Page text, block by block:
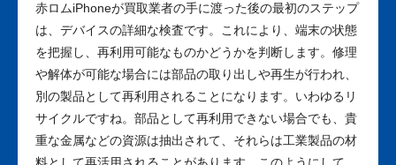
赤ロムiPhoneが買取業者の手に渡った後の最初のステップ
は、デバイスの詳細な検査です。これにより、端末の状態
を把握し、再利用可能なものかどうかを判断します。修理
や解体が可能な場合には部品の取り出しや再生が行われ、
別の製品として再利用されることになります。いわゆるリ
サイクルですね。部品として再利用できない場合でも、貴
重な金属などの資源は抽出されて、それらは工業製品の材